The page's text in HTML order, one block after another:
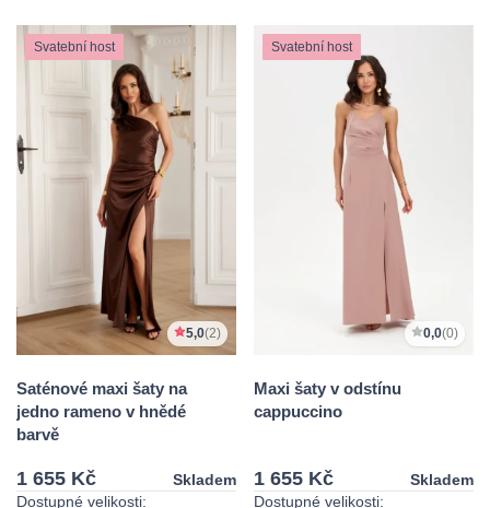
Svatební host
5,0(2)
Saténové maxi šaty na
jedno rameno v hnědé
barvě
1 655 Kč
Skladem
Dostupné velikosti:
Svatební host
0,0(0)
Maxi šaty v odstínu
cappuccino
1 655 Kč
Skladem
Dostupné velikosti: